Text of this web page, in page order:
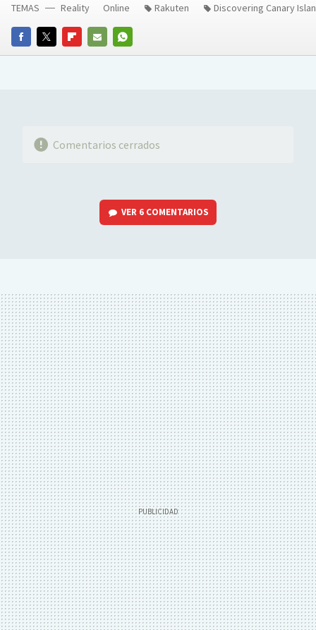
FACEBOOKTWITTERFLIPBOARD
E-
WHATSAPP
TEMAS Reality Online Rakuten Discovering Canary
Comentarios cerrados
VER 6 COMENTARIOS